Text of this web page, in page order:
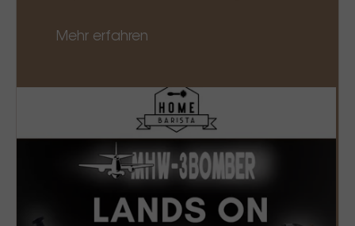
Mehr erfahren